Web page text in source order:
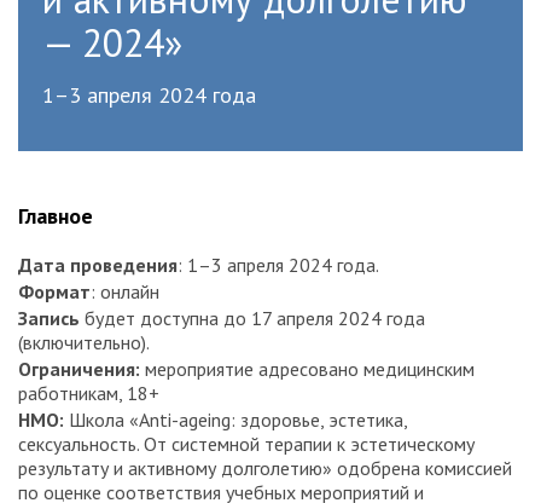
— 2024»
1–3 апреля 2024 года
Главное
Дата проведения: 1–3 апреля 2024 года.
Формат: онлайн
Запись будет доступна до 17 апреля 2024 года
(включительно).
Ограничения: мероприятие адресовано медицинским
работникам, 18+
НМО: Школа «Anti-ageing: здоровье, эстетика,
сексуальность. От системной терапии к эстетическому
результату и активному долголетию» одобрена комиссией
по оценке соответствия учебных мероприятий и